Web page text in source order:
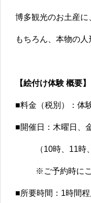
博多観光のお土産
もちろん、本物の
【絵付け体験 概要】
■料金（税別）：体
■開催日：木曜日、
（10時、11時
※ご予約時に
■所要時間：1時間